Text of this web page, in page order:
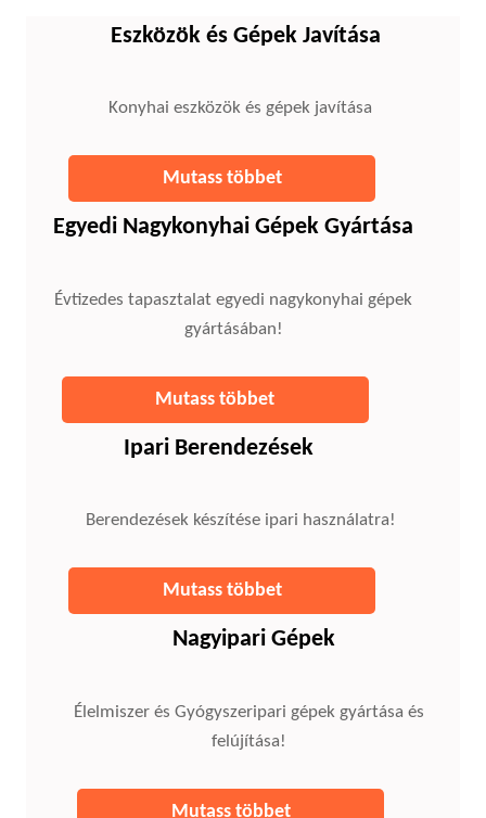
Eszközök és Gépek Javítása
Konyhai eszközök és gépek javítása
Mutass többet
Egyedi Nagykonyhai Gépek Gyártása
Évtizedes tapasztalat egyedi nagykonyhai gépek
gyártásában!
Mutass többet
Ipari Berendezések
Berendezések készítése ipari használatra!
Mutass többet
Nagyipari Gépek
Élelmiszer és Gyógyszeripari gépek gyártása és
felújítása!
Mutass többet